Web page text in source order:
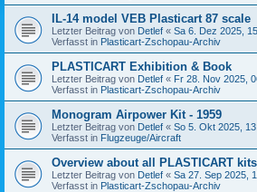
IL-14 model VEB Plasticart 87 scale
Letzter Beitrag von Detlef « Sa 6. Dez 2025,
Verfasst in Plasticart-Zschopau-Archiv
PLASTICART Exhibition & Book
Letzter Beitrag von Detlef « Fr 28. Nov 2025,
Verfasst in Plasticart-Zschopau-Archiv
Monogram Airpower Kit - 1959
Letzter Beitrag von Detlef « So 5. Okt 2025,
Verfasst in Flugzeuge/Aircraft
Overview about all PLASTICART kits
Letzter Beitrag von Detlef « Sa 27. Sep 2025,
Verfasst in Plasticart-Zschopau-Archiv